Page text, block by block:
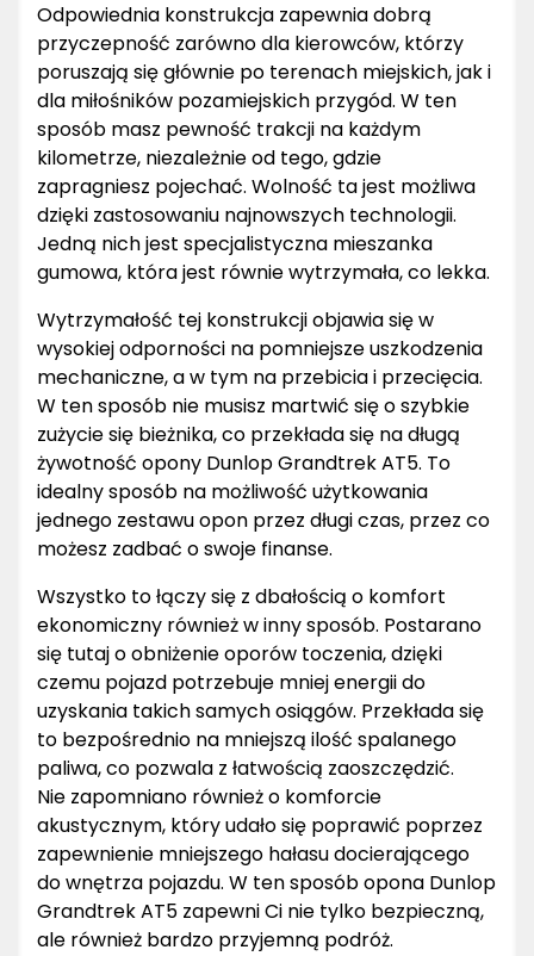
Odpowiednia konstrukcja zapewnia dobrą
przyczepność zarówno dla kierowców, którzy
poruszają się głównie po terenach miejskich, jak i
dla miłośników pozamiejskich przygód. W ten
sposób masz pewność trakcji na każdym
kilometrze, niezależnie od tego, gdzie
zapragniesz pojechać. Wolność ta jest możliwa
dzięki zastosowaniu najnowszych technologii.
Jedną nich jest specjalistyczna mieszanka
gumowa, która jest równie wytrzymała, co lekka.
Wytrzymałość tej konstrukcji objawia się w
wysokiej odporności na pomniejsze uszkodzenia
mechaniczne, a w tym na przebicia i przecięcia.
W ten sposób nie musisz martwić się o szybkie
zużycie się bieżnika, co przekłada się na długą
żywotność opony Dunlop Grandtrek AT5. To
idealny sposób na możliwość użytkowania
jednego zestawu opon przez długi czas, przez co
możesz zadbać o swoje finanse.
Wszystko to łączy się z dbałością o komfort
ekonomiczny również w inny sposób. Postarano
się tutaj o obniżenie oporów toczenia, dzięki
czemu pojazd potrzebuje mniej energii do
uzyskania takich samych osiągów. Przekłada się
to bezpośrednio na mniejszą ilość spalanego
paliwa, co pozwala z łatwością zaoszczędzić.
Nie zapomniano również o komforcie
akustycznym, który udało się poprawić poprzez
zapewnienie mniejszego hałasu docierającego
do wnętrza pojazdu. W ten sposób opona Dunlop
Grandtrek AT5 zapewni Ci nie tylko bezpieczną,
ale również bardzo przyjemną podróż.